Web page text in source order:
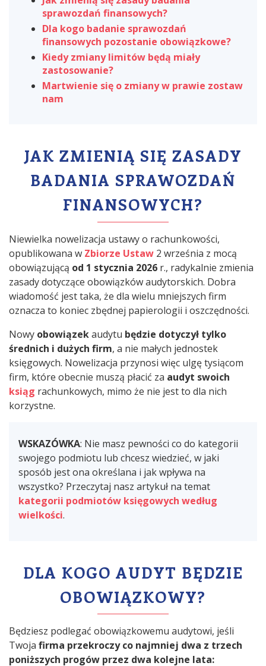
sprawozdań finansowych?
Dla kogo badanie sprawozdań
finansowych pozostanie obowiązkowe?
Kiedy zmiany limitów będą miały
zastosowanie?
Martwienie się o zmiany w prawie zostaw
nam
JAK ZMIENIĄ SIĘ ZASADY
BADANIA SPRAWOZDAŃ
FINANSOWYCH?
Niewielka nowelizacja ustawy o rachunkowości,
opublikowana w Zbiorze Ustaw 2 września z mocą
obowiązującą od 1 stycznia 2026 r., radykalnie zmienia
zasady dotyczące obowiązków audytorskich. Dobra
wiadomość jest taka, że dla wielu mniejszych firm
oznacza to koniec zbędnej papierologii i oszczędności.
Nowy obowiązekaudytu będzie dotyczył tylko
średnich i dużych firm, a nie małych jednostek
księgowych. Nowelizacja przynosi więc ulgę tysiącom
firm, które obecnie muszą płacić za audyt swoich
ksiąg rachunkowych, mimo że nie jest to dla nich
korzystne.
WSKAZÓWKA: Nie masz pewności co do kategorii
swojego podmiotu lub chcesz wiedzieć, w jaki
sposób jest ona określana i jak wpływa na
wszystko? Przeczytaj nasz artykuł na temat
kategorii podmiotów księgowych według
wielkości.
DLA KOGO AUDYT BĘDZIE
OBOWIĄZKOWY?
Będziesz podlegać obowiązkowemu audytowi, jeśli
Twoja firma przekroczy co najmniej dwa z trzech
poniższych progów przez dwa kolejne lata: